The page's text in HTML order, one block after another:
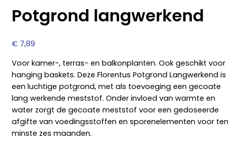
Potgrond langwerkend
€ 7,89
Voor kamer-, terras- en balkonplanten. Ook geschikt voor
hanging baskets. Deze Florentus Potgrond Langwerkend is
een luchtige potgrond, met als toevoeging een gecoate
lang werkende meststof. Onder invloed van warmte en
water zorgt de gecoate meststof voor een gedoseerde
afgifte van voedingsstoffen en sporenelementen voor ten
minste zes maanden.